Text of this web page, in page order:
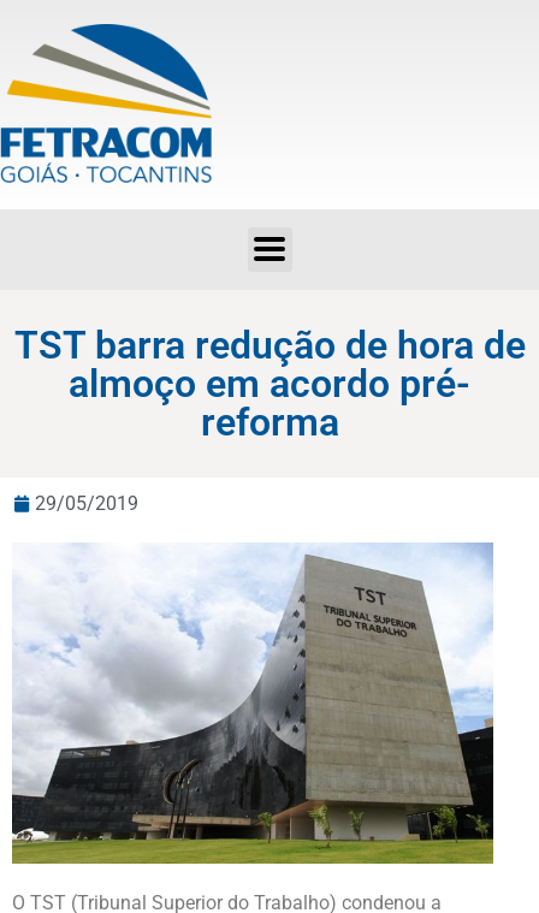
TST barra redução de hora de
almoço em acordo pré-
reforma
29/05/2019
O TST (Tribunal Superior do Trabalho) condenou a